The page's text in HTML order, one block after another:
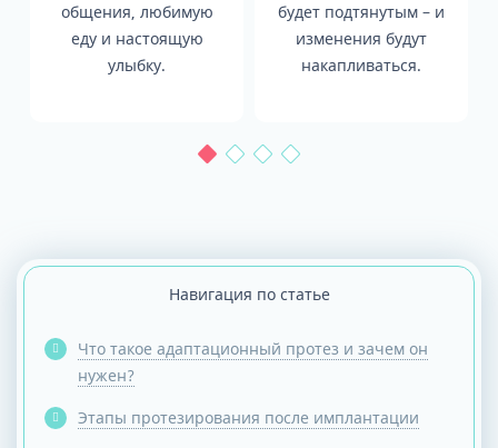
общения, любимую
еду и настоящую
улыбку.
будет подтянутым – и
изменения будут
накапливаться.
Навигация по статье
Что такое адаптационный протез и зачем он
нужен?
Этапы протезирования после имплантации